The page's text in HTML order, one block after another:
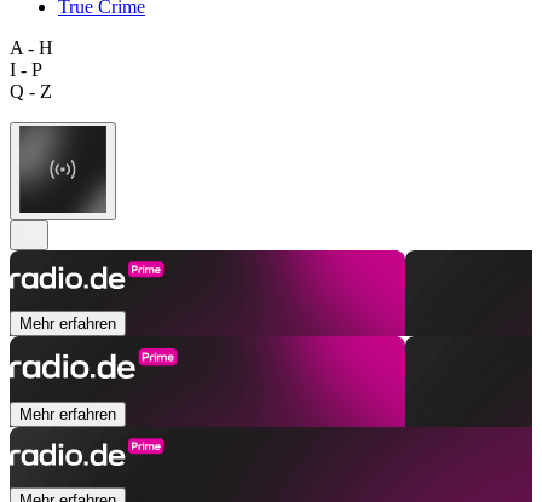
True Crime
A - H
I - P
Q - Z
Mehr erfahren
Mehr erfahren